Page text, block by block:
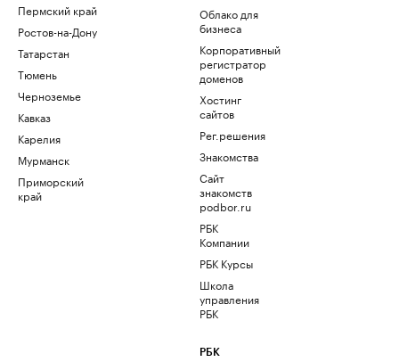
Пермский край
Ростов-на-Дону
Татарстан
Тюмень
Черноземье
Кавказ
Карелия
Мурманск
Приморский
край
Облако для
бизнеса
Корпоративный
регистратор
доменов
Хостинг
сайтов
Рег.решения
Знакомства
Сайт
знакомств
podbor.ru
РБК
Компании
РБК Курсы
Школа
управления
РБК
РБК